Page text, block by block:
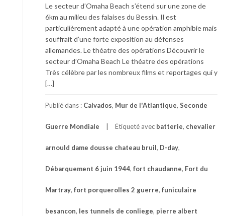
Le secteur d’Omaha Beach s’étend sur une zone de
6km au milieu des falaises du Bessin. Il est
particulièrement adapté à une opération amphibie mais
souffrait d’une forte exposition au défenses
allemandes. Le théatre des opérations Découvrir le
secteur d’Omaha Beach Le théatre des opérations
Très célèbre par les nombreux films et reportages qui y
[…]
Publié dans : Calvados, Mur de l'Atlantique, Seconde
Guerre Mondiale Étiqueté avec batterie, chevalier
arnould dame dousse chateau bruil, D-day,
Débarquement 6 juin 1944, fort chaudanne, Fort du
Martray, fort porquerolles 2 guerre, funiculaire
besancon, les tunnels de conliege, pierre albert